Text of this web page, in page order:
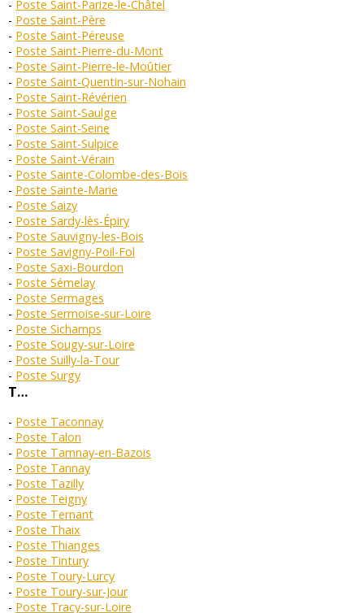
Poste Saint-Parize-le-Châtel
Poste Saint-Père
Poste Saint-Péreuse
Poste Saint-Pierre-du-Mont
Poste Saint-Pierre-le-Moûtier
Poste Saint-Quentin-sur-Nohain
Poste Saint-Révérien
Poste Saint-Saulge
Poste Saint-Seine
Poste Saint-Sulpice
Poste Saint-Vérain
Poste Sainte-Colombe-des-Bois
Poste Sainte-Marie
Poste Saizy
Poste Sardy-lès-Épiry
Poste Sauvigny-les-Bois
Poste Savigny-Poil-Fol
Poste Saxi-Bourdon
Poste Sémelay
Poste Sermages
Poste Sermoise-sur-Loire
Poste Sichamps
Poste Sougy-sur-Loire
Poste Suilly-la-Tour
Poste Surgy
T…
Poste Taconnay
Poste Talon
Poste Tamnay-en-Bazois
Poste Tannay
Poste Tazilly
Poste Teigny
Poste Ternant
Poste Thaix
Poste Thianges
Poste Tintury
Poste Toury-Lurcy
Poste Toury-sur-Jour
Poste Tracy-sur-Loire